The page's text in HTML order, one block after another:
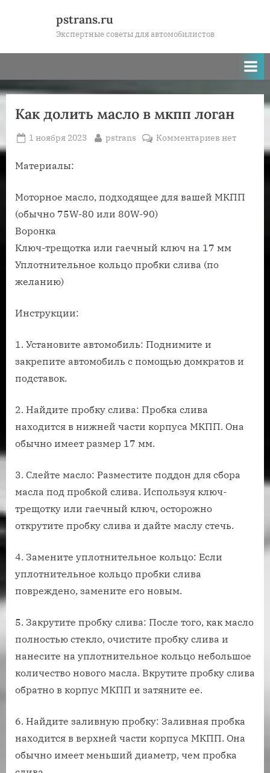
pstrans.ru
Экспертные советы для автомобилистов
Как долить масло в мкпп логан
Posted
1 ноября 2023 By
pstrans Комментариевк
масло
нет
Материалы:
Моторное масло, подходящее для вашей МКПП
(обычно 75W-80 или 80W-90)
Воронка
Ключ-трещотка или гаечный ключ на 17 мм
Уплотнительное кольцо пробки слива (по
желанию)
Инструкции:
1. Установите автомобиль: Поднимите и
закрепите автомобиль с помощью домкратов и
подставок.
2. Найдите пробку слива: Пробка слива
находится в нижней части корпуса МКПП. Она
обычно имеет размер 17 мм.
3. Слейте масло: Разместите поддон для сбора
масла под пробкой слива. Используя ключ-
трещотку или гаечный ключ, осторожно
открутите пробку слива и дайте маслу стечь.
4. Замените уплотнительное кольцо: Если
уплотнительное кольцо пробки слива
повреждено, замените его новым.
5. Закрутите пробку слива: После того, как масло
полностью стекло, очистите пробку слива и
нанесите на уплотнительное кольцо небольшое
количество нового масла. Вкрутите пробку слива
обратно в корпус МКПП и затяните ее.
6. Найдите заливную пробку: Заливная пробка
находится в верхней части корпуса МКПП. Она
обычно имеет меньший диаметр, чем пробка